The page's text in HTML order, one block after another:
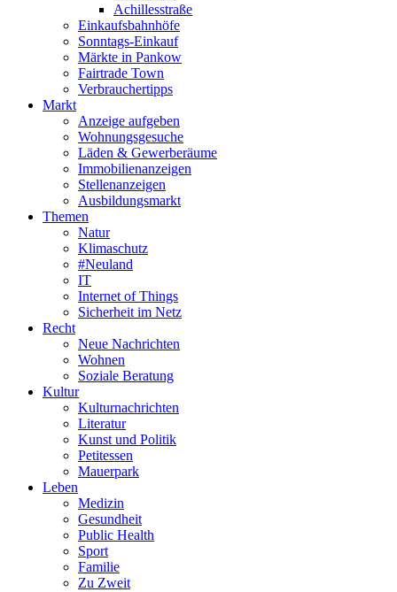
Achillesstraße
Einkaufsbahnhöfe
Sonntags-Einkauf
Märkte in Pankow
Fairtrade Town
Verbrauchertipps
Markt
Anzeige aufgeben
Wohnungsgesuche
Läden & Gewerberäume
Immobilienanzeigen
Stellenanzeigen
Ausbildungsmarkt
Themen
Natur
Klimaschutz
#Neuland
IT
Internet of Things
Sicherheit im Netz
Recht
Neue Nachrichten
Wohnen
Soziale Beratung
Kultur
Kulturnachrichten
Literatur
Kunst und Politik
Petitessen
Mauerpark
Leben
Medizin
Gesundheit
Public Health
Sport
Familie
Zu Zweit